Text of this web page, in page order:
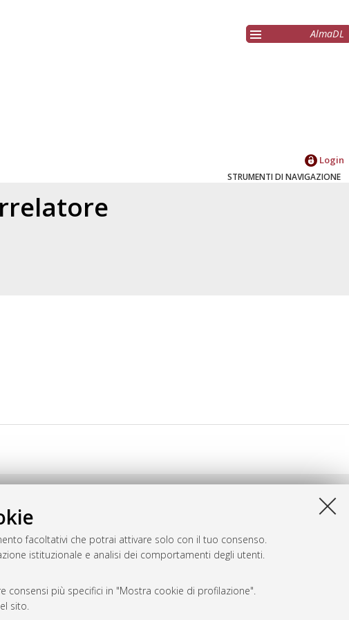
facoltativi che potrai attivare solo con il tuo consenso.
istituzionale e analisi dei comportamenti degli utenti.
consensi più specifici in "Mostra cookie di profilazione".
sito.
AlmaDL
Login
STRUMENTI DI NAVIGAZIONE